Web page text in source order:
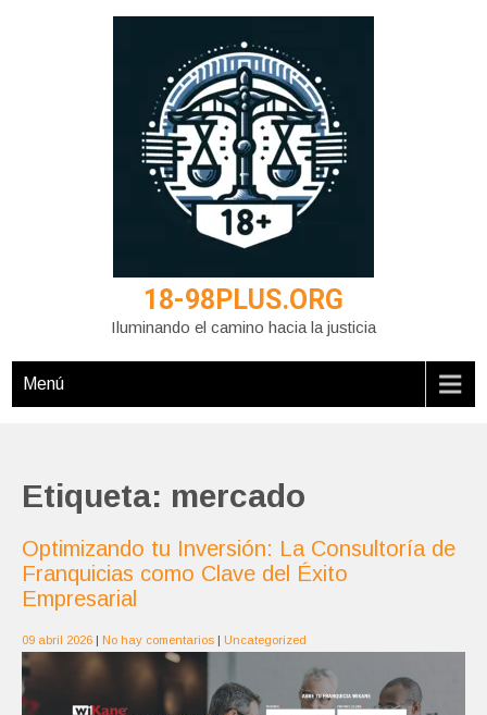
18-98PLUS.ORG
Iluminando el camino hacia la justicia
Menú
Etiqueta: mercado
Optimizando tu Inversión: La Consultoría de
Franquicias como Clave del Éxito
Empresarial
09 abril 2026 | No hay comentarios | Uncategorized